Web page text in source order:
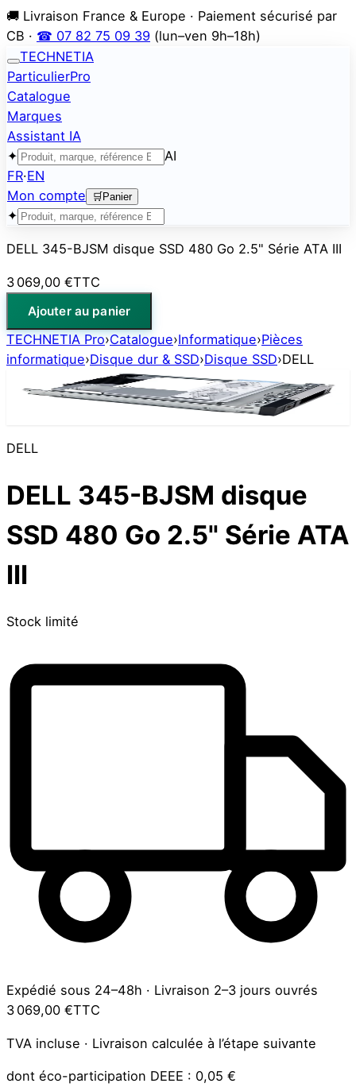
🚚 Livraison France & Europe · Paiement sécurisé par
CB · ☎ 07 82 75 09 39 (lun–ven 9h–18h)
TECHNETIA
ParticulierPro
Catalogue
Marques
Assistant IA
✦
AI
FR·EN
Mon compte
🛒 Panier
✦
DELL 345-BJSM disque SSD 480 Go 2.5" Série ATA III
3 069,00 €TTC
Ajouter au panier
TECHNETIA Pro›Catalogue›Informatique›Pièces
informatique›Disque dur & SSD›Disque SSD›DELL
DELL
DELL 345-BJSM disque
SSD 480 Go 2.5" Série ATA
III
Stock limité
Expédié sous 24–48h · Livraison 2–3 jours ouvrés
3 069,00 €TTC
TVA incluse · Livraison calculée à l’étape suivante
dont éco-participation DEEE : 0,05 €